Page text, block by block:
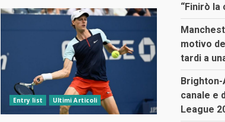
Entry list Ultimi Articoli
“Finirò la
motivo
tardi a
canale e
League